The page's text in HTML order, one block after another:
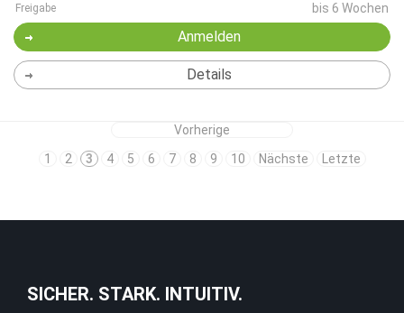
Freigabe bis 6 Wochen
Anmelden
Details
Vorherige
1
2 3 4 5 6 7 8 9 10 Nächste Letzte
SICHER. STARK. INTUITIV.